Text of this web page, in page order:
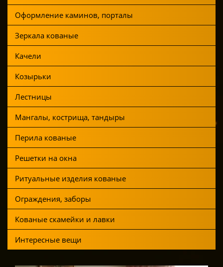
Оформление каминов, порталы
Зеркала кованые
Качели
Козырьки
Лестницы
Мангалы, кострища, тандыры
Перила кованые
Решетки на окна
Ритуальные изделия кованые
Ограждения, заборы
Кованые скамейки и лавки
Интересные вещи